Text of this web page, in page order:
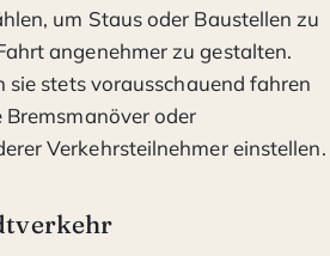
um Staus oder Baustellen zu
angenehmer zu gestalten.
sie stets vorausschauend fahren
oder
Verkehrsteilnehmer einstellen.